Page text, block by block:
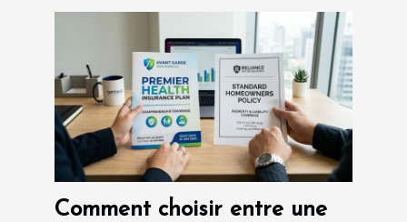
Comment choisir entre une